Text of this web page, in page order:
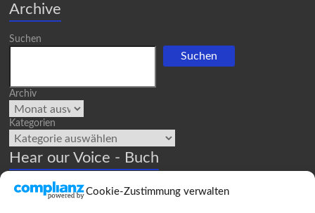
Cookie-Zustimmung verwalten
Archive
Suchen
Suchen
Archiv
Kategorien
Hear our Voice - Buch
Hear our Voice" und weitere Bücher der Frauenbewegung könnt